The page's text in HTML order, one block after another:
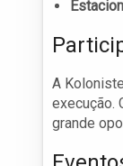
A
execução.
grande